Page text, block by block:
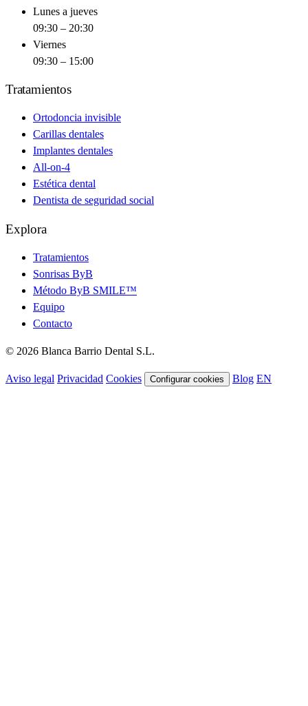
Lunes a jueves
09:30 – 20:30
Viernes
09:30 – 15:00
Tratamientos
Ortodoncia invisible
Carillas dentales
Implantes dentales
All-on-4
Estética dental
Dentista de seguridad social
Explora
Tratamientos
Sonrisas ByB
Método ByB SMILE™
Equipo
Contacto
© 2026 Blanca Barrio Dental S.L.
Aviso legal Privacidad Cookies Configurar cookies Blog EN